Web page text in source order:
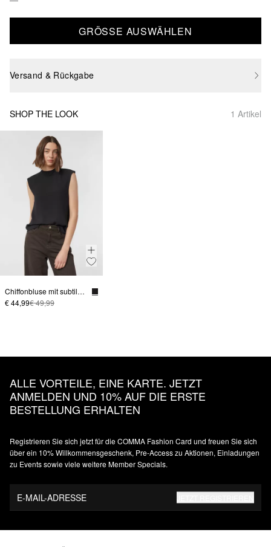
GRÖSSE AUSWÄHLEN
Versand & Rückgabe
SHOP THE LOOK 1 Artikel
Chiffonbluse mit subtilem Schulterpolster
€ 44,99€ 49,99
ALLE VORTEILE, EINE KARTE. JETZT
ANMELDEN UND 10% AUF DIE ERSTE
BESTELLUNG ERHALTEN
Registrieren Sie sich jetzt für die COMMA Fashion Card und freuen Sie sich
über ein 10% Willkommensgeschenk, Pre-Access zu Aktionen, Einladungen
zu Events sowie viele weitere Member Specials.
E-MAIL-ADRESSE